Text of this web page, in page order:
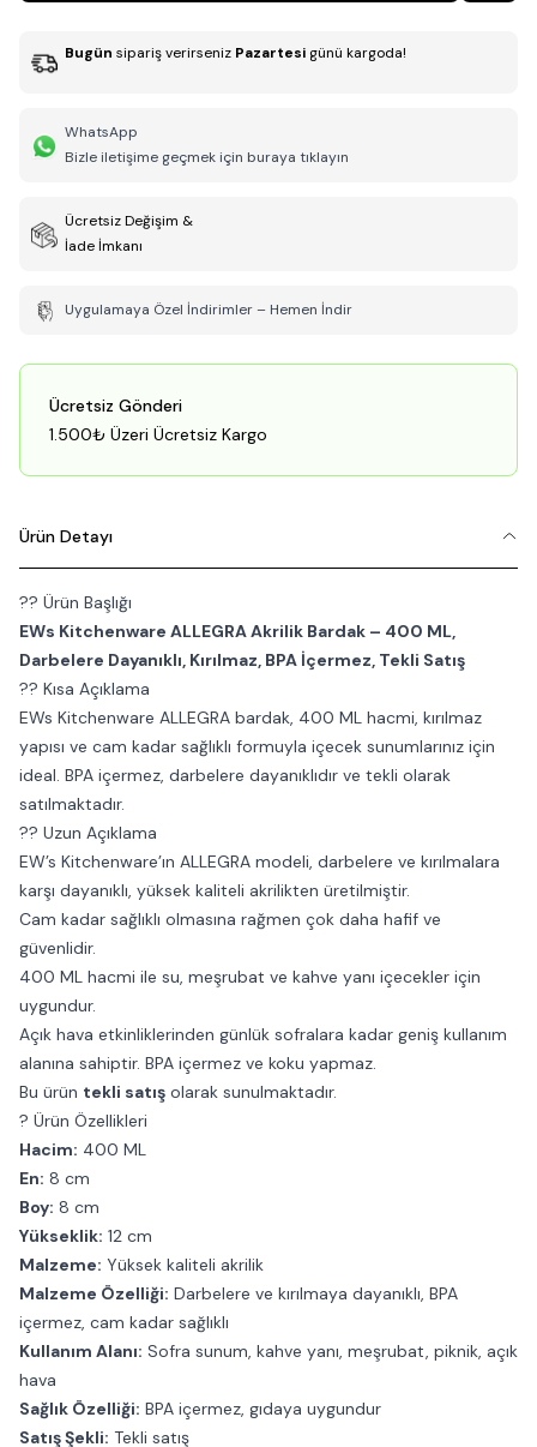
Bugün sipariş verirseniz Pazartesi günü kargoda!
WhatsApp
Bizle iletişime geçmek için buraya tıklayın
Ücretsiz Değişim &
İade İmkanı
Uygulamaya Özel İndirimler – Hemen İndir
Ücretsiz Gönderi
1.500₺ Üzeri Ücretsiz Kargo
Ürün Detayı
?? Ürün Başlığı
EWs Kitchenware ALLEGRA Akrilik Bardak – 400 ML,
Darbelere Dayanıklı, Kırılmaz, BPA İçermez, Tekli Satış
?? Kısa Açıklama
EWs Kitchenware ALLEGRA bardak, 400 ML hacmi, kırılmaz
yapısı ve cam kadar sağlıklı formuyla içecek sunumlarınız için
ideal. BPA içermez, darbelere dayanıklıdır ve tekli olarak
satılmaktadır.
?? Uzun Açıklama
EW’s Kitchenware’ın ALLEGRA modeli, darbelere ve kırılmalara
karşı dayanıklı, yüksek kaliteli akrilikten üretilmiştir.
Cam kadar sağlıklı olmasına rağmen çok daha hafif ve
güvenlidir.
400 ML hacmi ile su, meşrubat ve kahve yanı içecekler için
uygundur.
Açık hava etkinliklerinden günlük sofralara kadar geniş kullanım
alanına sahiptir. BPA içermez ve koku yapmaz.
Bu ürün tekli satış olarak sunulmaktadır.
? Ürün Özellikleri
Hacim: 400 ML
En: 8 cm
Boy: 8 cm
Yükseklik: 12 cm
Malzeme: Yüksek kaliteli akrilik
Malzeme Özelliği: Darbelere ve kırılmaya dayanıklı, BPA
içermez, cam kadar sağlıklı
Kullanım Alanı: Sofra sunum, kahve yanı, meşrubat, piknik, açık
hava
Sağlık Özelliği: BPA içermez, gıdaya uygundur
Satış Şekli: Tekli satış